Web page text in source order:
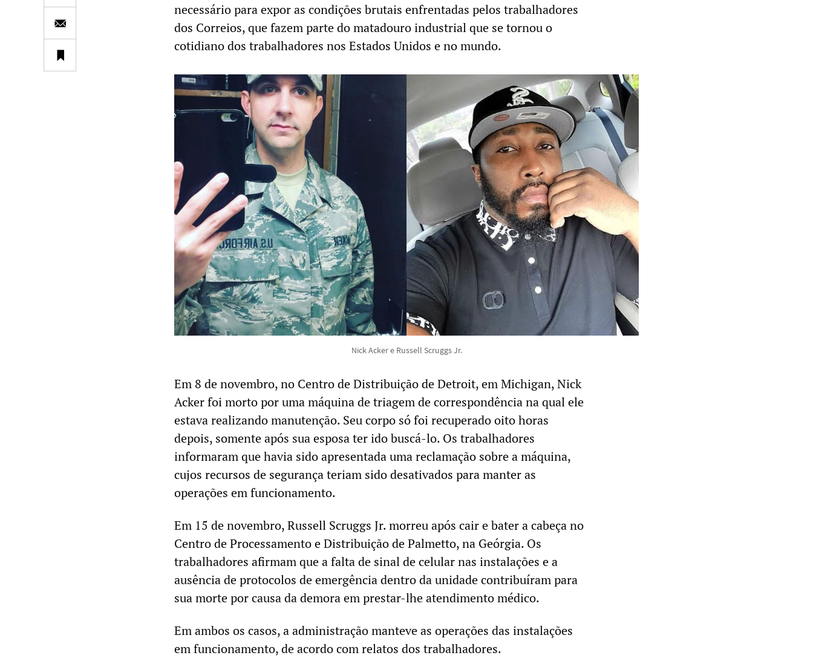
necessário para expor as condições brutais enfrentadas pelos trabalhadores
dos Correios, que fazem parte do matadouro industrial que se tornou o
cotidiano dos trabalhadores nos Estados Unidos e no mundo.
Nick Acker e Russell Scruggs Jr.
Em 8 de novembro, no Centro de Distribuição de Detroit, em Michigan, Nick
Acker foi morto por uma máquina de triagem de correspondência na qual ele
estava realizando manutenção. Seu corpo só foi recuperado oito horas
depois, somente após sua esposa ter ido buscá-lo. Os trabalhadores
informaram que havia sido apresentada uma reclamação sobre a máquina,
cujos recursos de segurança teriam sido desativados para manter as
operações em funcionamento.
Em 15 de novembro, Russell Scruggs Jr. morreu após cair e bater a cabeça no
Centro de Processamento e Distribuição de Palmetto, na Geórgia. Os
trabalhadores afirmam que a falta de sinal de celular nas instalações e a
ausência de protocolos de emergência dentro da unidade contribuíram para
sua morte por causa da demora em prestar-lhe atendimento médico.
Em ambos os casos, a administração manteve as operações das instalações
em funcionamento, de acordo com relatos dos trabalhadores.